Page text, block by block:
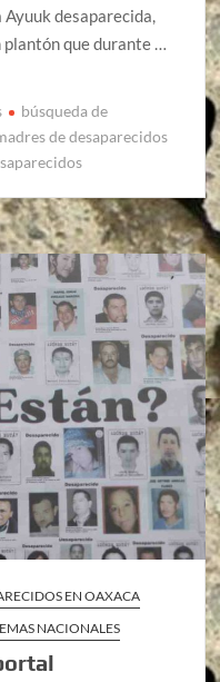
desaparecida,
plantón que durante …
búsqueda de
de desaparecidos
EN OAXACA
NACIONALES